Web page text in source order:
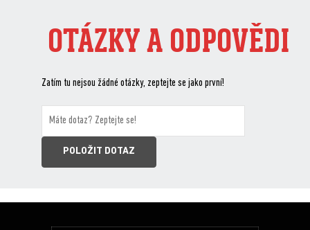
OTÁZKY A ODPOVĚDI
Zatím tu nejsou žádné otázky, zeptejte se jako první!